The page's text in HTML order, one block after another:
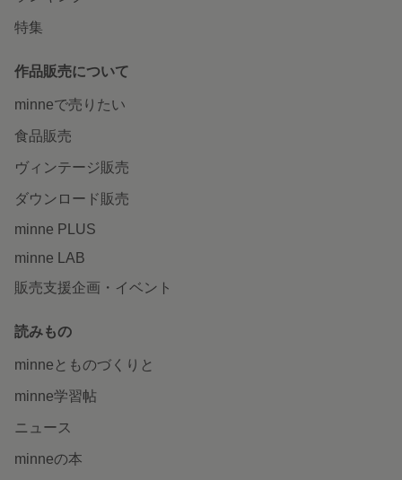
特集
作品販売について
minneで売りたい
食品販売
ヴィンテージ販売
ダウンロード販売
minne PLUS
minne LAB
販売支援企画・イベント
読みもの
minneとものづくりと
minne学習帖
ニュース
minneの本